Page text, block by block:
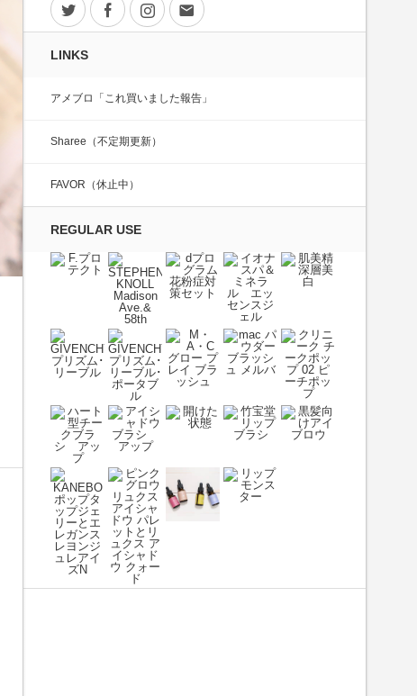
LINKS
アメブロ「これ買いました報告」
Sharee（不定期更新）
FAVOR（休止中）
REGULAR USE